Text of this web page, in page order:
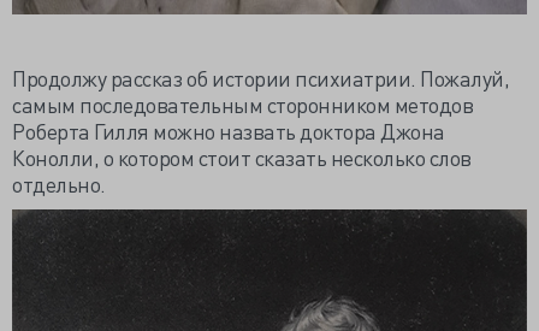
Продолжу рассказ об истории психиатрии. Пожалуй,
самым последовательным сторонником методов
Роберта Гилля можно назвать доктора Джона
Конолли, о котором стоит сказать несколько слов
отдельно.